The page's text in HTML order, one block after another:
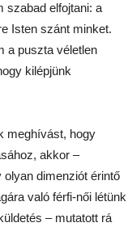
szabad elfojtani: a
Isten szánt minket.
a puszta véletlen
kilépjünk
meghívást, hogy
akkor –
dimenziót érintő
való férfi-női létünk
– mutatott rá